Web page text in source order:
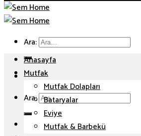
Ara:
Ara:
Anasayfa
Mutfak
Mutfak Dolapları
Bataryalar
Eviye
Mutfak & Barbekü